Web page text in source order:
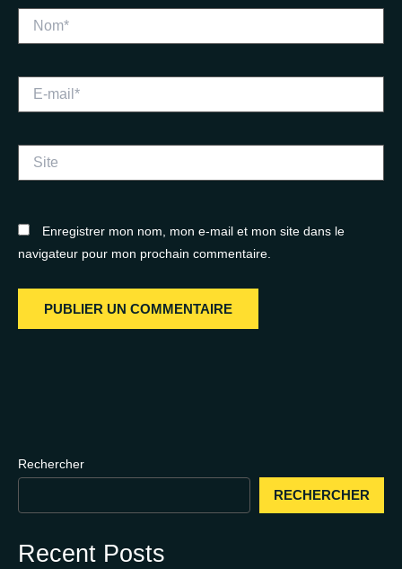
mail*
Enregistrer mon nom, mon e-mail et mon site dans le
navigateur pour mon prochain commentaire.
Rechercher
RECHERCHER
Recent Posts